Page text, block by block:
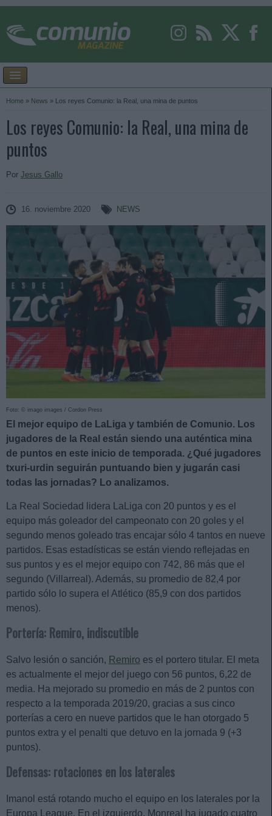
Home » News » Los reyes Comunio: la Real, una mina de puntos
Los reyes Comunio: la Real, una mina de
puntos
Por Jesus Gallo
16. noviembre 2020 NEWS
Foto: © imago images / Cordon Press
El mejor equipo de LaLiga y también de Comunio. Los
jugadores de la Real están siendo una auténtica mina
de puntos en este inicio de temporada. ¿Qué jugadores
txuri-urdin seguirán puntuando bien y jugarán casi
todas las jornadas? Lo analizamos.
La Real Sociedad lidera LaLiga con 20 puntos y es el
equipo más goleador del campeonato con 20 goles y el
segundo menos goleado tras encajar sólo 4 tantos en nueve
partidos. Esas estadísticas se están viendo reflejadas en
sus puntos y es el mejor equipo con 742, 86 más que el
segundo (Villarreal). Además, su promedio de 82,4 por
partido sólo lo supera el Atlético (85,9 con dos partidos
menos).
Portería: Remiro, indiscutible
Salvo lesión o sanción, Remiro es el portero titular. El meta
es actualmente el mejor del juego con 56 puntos, 6,22 de
media. Ha mejorado su promedio en más de 2 puntos con
respecto a la temporada 2019/20, gracias a sus cinco
porterías a cero en nueve partidos que le han otorgado 5
puntos extra y el penalti que detuvo en la jornada 9 (+3
puntos).
Defensas: rotaciones en los laterales
Imanol está rotando mucho el equipo en los laterales por la
Europa League. En el izquierdo, Monreal ha jugado cuatro